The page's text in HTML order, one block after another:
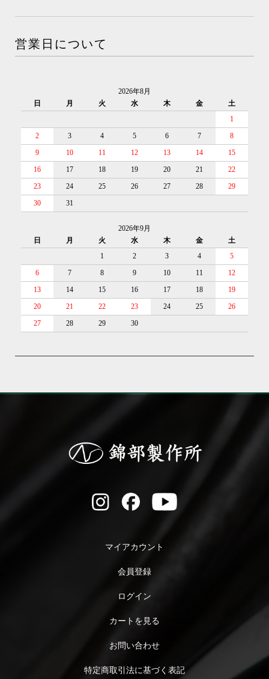
営業日について
2026年8月
日
月 火 水 木 金
土
1
2
3 4 5 6 7
8
9
10 11 12 13 14
15
16
17 18 19 20 21
22
23
24 25 26 27 28
29
30
31
2026年9月
日
月 火 水 木 金
土
1
2 3 4
5
6
7 8 9 10 11
12
13
14 15 16 17 18
19
20
21 22 23 24 25
26
27
28 29 30
マイアカウント
会員登録
ログイン
カートを見る
お問い合わせ
特定商取引法に基づく表記